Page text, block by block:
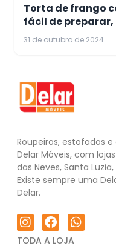
Torta de frango
fácil de
em família
31 de outubro de 2024
Roupeiros, estofados
Delar Móveis, com
das Neves, Santa
Existe sempre uma
Delar.
TODA A LOJA